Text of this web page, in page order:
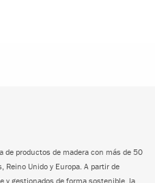
de productos de madera con más de 50
Reino Unido y Europa. A partir de
y gestionados de forma sostenible, la